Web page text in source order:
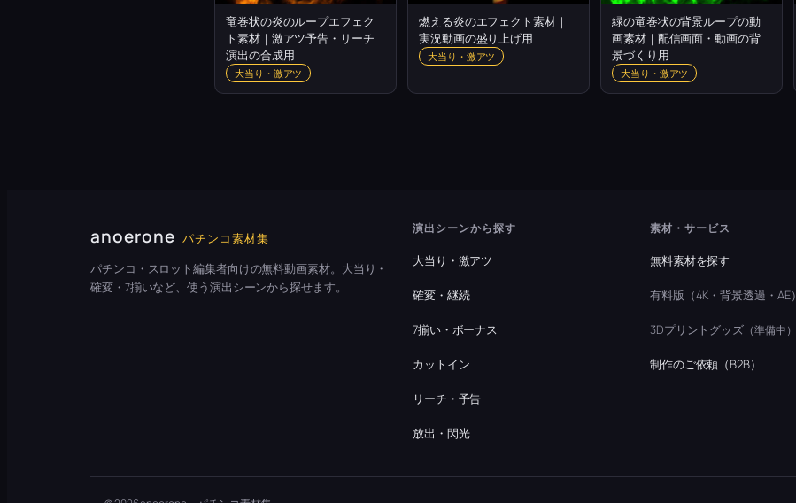
竜巻状の炎のループエフェク
ト素材｜激アツ予告・リーチ
演出の合成用
大当り・激アツ
燃える炎のエフェクト素材｜
実況動画の盛り上げ用
大当り・激アツ
緑の竜巻状の背景ループの動
画素材｜配信画面・動画の背
景づくり用
大当り・激アツ
anoerone パチンコ素材集
パチンコ・スロット編集者向けの無料動画素材。大当り・
確変・7揃いなど、使う演出シーンから探せます。
演出シーンから探す
大当り・激アツ
確変・継続
7揃い・ボーナス
カットイン
リーチ・予告
放出・閃光
素材・サービス
無料素材を探す
有料版（4K・背景透過・AE）
3Dプリントグッズ （準備中）
制作のご依頼（B2B）